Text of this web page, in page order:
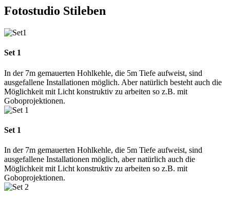
Fotostudio Stileben
Set 1
In der 7m gemauerten Hohlkehle, die 5m Tiefe aufweist, sind
ausgefallene Installationen möglich. Aber natürlich besteht auch die
Möglichkeit mit Licht konstruktiv zu arbeiten so z.B. mit
Goboprojektionen.
Set 1
In der 7m gemauerten Hohlkehle, die 5m Tiefe aufweist, sind
ausgefallene Installationen möglich, aber natürlich auch die
Möglichkeit mit Licht konstruktiv zu arbeiten so z.B. mit
Goboprojektionen.